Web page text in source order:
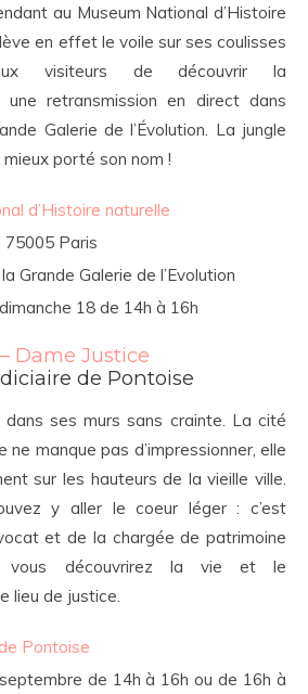
au Museum National d’Histoire
en effet le voile sur ses coulisses
visiteurs de découvrir la
retransmission en direct dans
Galerie de l’Évolution. La jungle
mieux porté son nom !
d’Histoire naturelle
75005 Paris
Grande Galerie de l’Evolution
18 de 14h à 16h
Dame Justice
de Pontoise
dans ses murs sans crainte. La cité
ne manque pas d’impressionner, elle
sur les hauteurs de la vieille ville.
y aller le coeur léger : c’est
et de la chargée de patrimoine
vous découvrirez la vie et le
lieu de justice.
Pontoise
de 14h à 16h ou de 16h à